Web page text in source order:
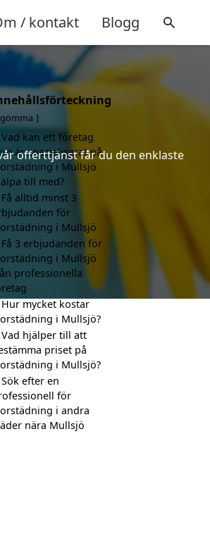
/ kontakt Blogg
offerttjänst får du den enklaste
gömma
Vad kan ett företag
är specialiserat på
i Mullsjö
till med?
Få alltid minst 3
för
i Mullsjö
Få 3 erbjudanden för
i Mullsjö
professionella
Hur mycket kostar
i Mullsjö?
Vad hjälper till att
priset på
i Mullsjö?
Sök efter en
för
i andra
nära Mullsjö